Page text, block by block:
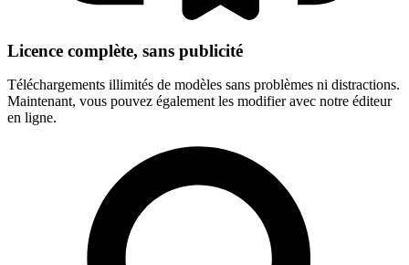
Licence complète, sans publicité
Téléchargements illimités de modèles sans problèmes ni distractions.
Maintenant, vous pouvez également les modifier avec notre éditeur
en ligne.